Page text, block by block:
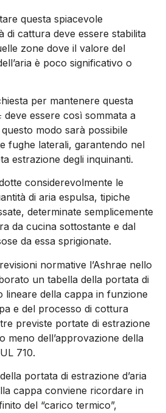
questa spiacevole
di cattura deve essere stabilita
zone dove il valore del
è poco significativo o
per mantenere questa
deve essere così sommata a
questo modo sarà possibile
fughe laterali, garantendo nel
estrazione degli inquinanti.
considerevolmente le
di aria espulsa, tipiche
determinate semplicemente
da cucina sottostante e dal
da essa sprigionate.
normative l’Ashrae nello
un tabella della portata di
lineare della cappa in funzione
e del processo di cottura
previste portate di estrazione
meno dell’approvazione della
710.
portata di estrazione d’aria
cappa conviene ricordare in
del “carico termico”,